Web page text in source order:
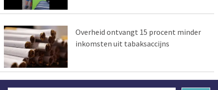
Overheid ontvangt 15 procent minder
inkomsten uit tabaksaccijns